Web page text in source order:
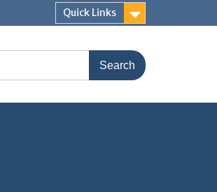
Quick Links